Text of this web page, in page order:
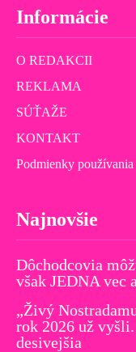
Informácie
O REDAKCII
REKLAMA
SÚŤAŽE
KONTAKT
Podmienky používania
Najnovšie
Dôchodcovia
však JEDNA vec
„Živý
rok 2026 už
desivejšia